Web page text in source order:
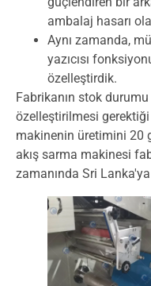
ambalaj hasarı
Aynı zamanda,
yazıcısı
özelleştirdik.
Fabrikanın stok
özelleştirilmesi
makinenin üretimini 20
akış sarma makinesi
zamanında Sri